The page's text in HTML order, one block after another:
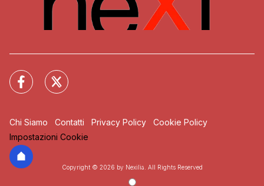
Chi Siamo Contatti Privacy Policy
Cookie Policy
Impostazioni Cookie
Copyright © 2026 by Nexilia. All Rights Reserved